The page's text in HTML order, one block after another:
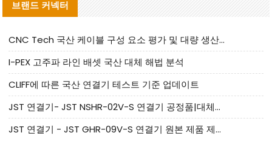
브랜드 커넥터
CNC Tech 국산 케이블 구성 요소 평가 및 대량 생산 적합성 가이드
I-PEX 고주파 라인 배셋 국산 대체 해법 분석
CLIFF에 따른 국산 연결기 테스트 기준 업데이트
JST 연결기- JST NSHR-02V-S 연결기 공정품|대체품 제공
JST 연결기 - JST GHR-09V-S 연결기 원본 제품 제공 | 대체품 제공